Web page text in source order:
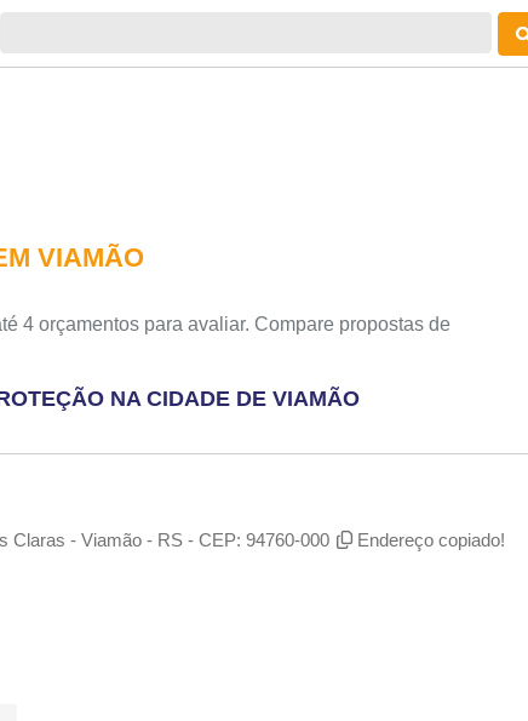
VIAMÃO
4 orçamentos para avaliar. Compare propostas de
NA CIDADE DE VIAMÃO
Claras - Viamão - RS - CEP: 94760-000 Endereço copiado!